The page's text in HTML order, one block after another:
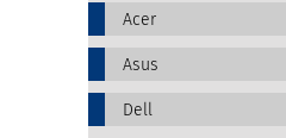
Acer
Asus
Dell